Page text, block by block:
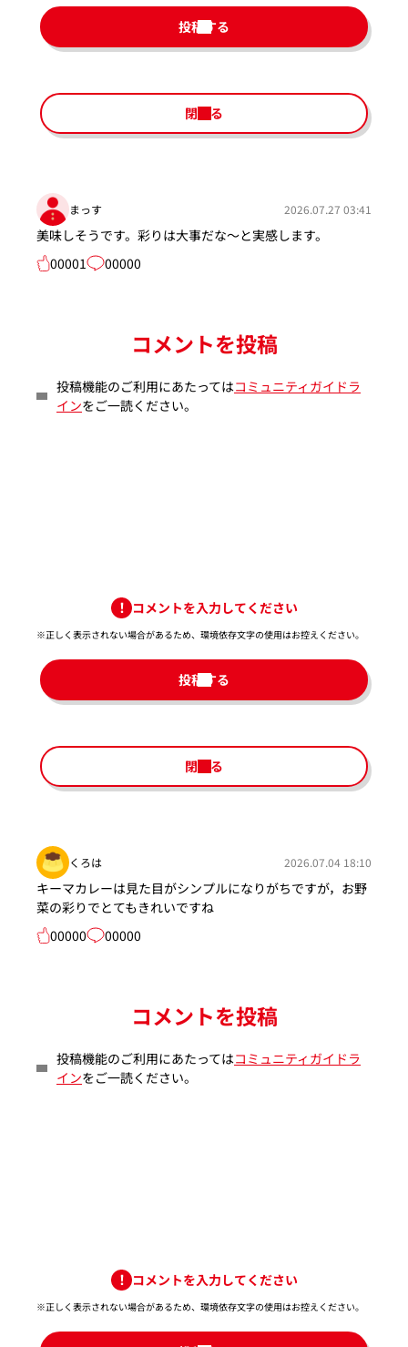
投稿する
閉じる
まっす 2026.07.27 03:41
美味しそうです。彩りは大事だな～と実感します。
00001
00000
コメントを投稿
投稿機能のご利用にあたってはコミュニティガイドラ
インをご一読ください。
コメントを入力してください
※正しく表示されない場合があるため、環境依存文字の使用はお控えください。​
投稿する
閉じる
くろは 2026.07.04 18:10
キーマカレーは見た目がシンプルになりがちですが，お野
菜の彩りでとてもきれいですね
00000
00000
コメントを投稿
投稿機能のご利用にあたってはコミュニティガイドラ
インをご一読ください。
コメントを入力してください
※正しく表示されない場合があるため、環境依存文字の使用はお控えください。​